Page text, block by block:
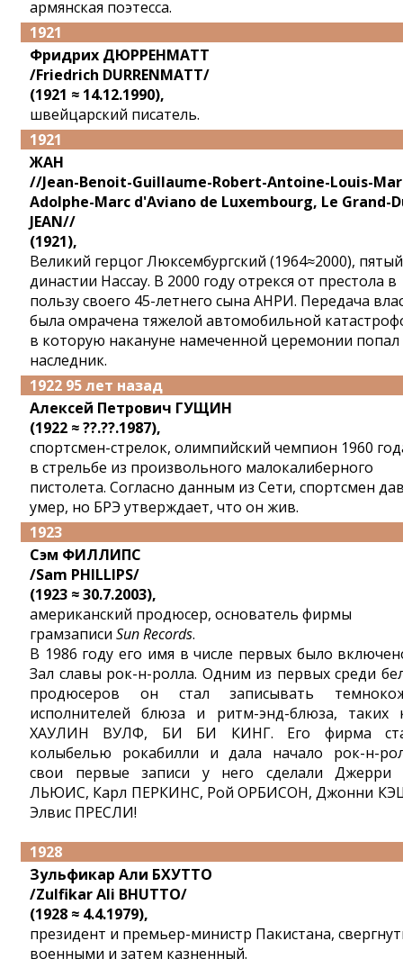
армянская поэтесса.
1921
Фридрих ДЮРРЕНМАТТ
/Friedrich DURRENMATT/
(1921 ≈ 14.12.1990),
швейцарский писатель.
1921
ЖАН
//Jean-Benoit-Guillaume-Robert-Antoine-Louis-
Adolphe-Marc d'Aviano de Luxembourg, Le Grand-
JEAN//
(1921),
Великий герцог Люксембургский (1964≈2000),
династии Нассау. В 2000 году отрекся от престола в
пользу своего 45-летнего сына АНРИ. Передача
была омрачена тяжелой автомобильной
в которую накануне намеченной церемонии попал
наследник.
1922 95 лет назад
Алексей Петрович ГУЩИН
(1922 ≈ ??.??.1987),
спортсмен-стрелок, олимпийский чемпион 1960
в стрельбе из произвольного малокалиберного
пистолета. Согласно данным из Сети, спортсмен
умер, но БРЭ утверждает, что он жив.
1923
Сэм ФИЛЛИПС
/Sam PHILLIPS/
(1923 ≈ 30.7.2003),
американский продюсер, основатель фирмы
грамзаписи Sun Records.
В 1986 году его имя в числе первых было
Зал славы рок-н-ролла. Одним из первых среди
продюсеров он стал записывать
исполнителей блюза и ритм-энд-блюза, таких
ХАУЛИН ВУЛФ, БИ БИ КИНГ. Его фирма
колыбелью рокабилли и дала начало рок-н-
свои первые записи у него сделали Джерри
ЛЬЮИС, Карл ПЕРКИНС, Рой ОРБИСОН, Джонни
Элвис ПРЕСЛИ!
1928
Зульфикар Али БХУТТО
/Zulfikar Ali BHUTTO/
(1928 ≈ 4.4.1979),
президент и премьер-министр Пакистана,
военными и затем казненный.